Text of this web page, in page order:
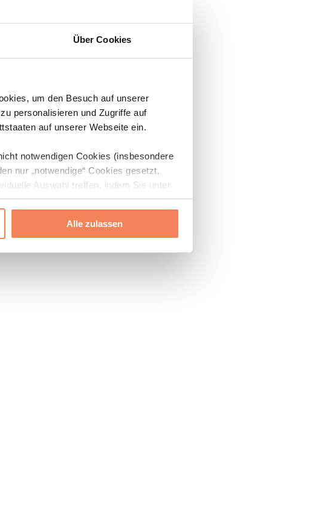
Über Cookies
um den Besuch auf unserer
personalisieren und Zugriffe auf
auf unserer Webseite ein.
notwendigen Cookies (insbesondere
nur „notwendige“ Cookies gesetzt,
Auswahl treffen, indem Sie unter
„Details“ und „Über Cookies“
Alle zulassen